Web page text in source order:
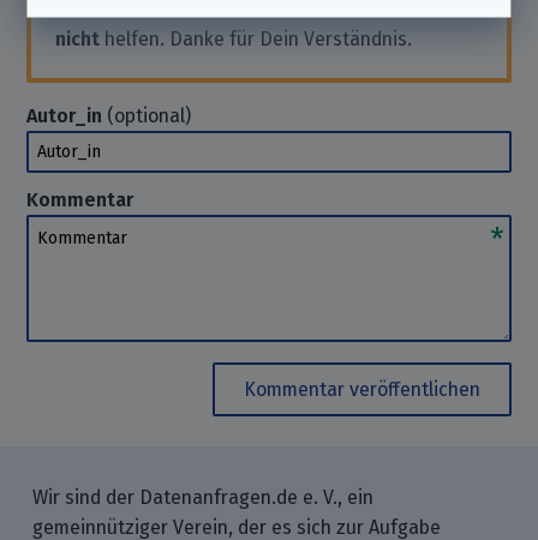
nicht helfen. Danke für Dein Verständnis.
Autor_in (optional)
Autor_in
Kommentar
Kommentar
Kommentar veröffentlichen
Wir sind der Datenanfragen.de e. V., ein
gemeinnütziger Verein, der es sich zur Aufgabe